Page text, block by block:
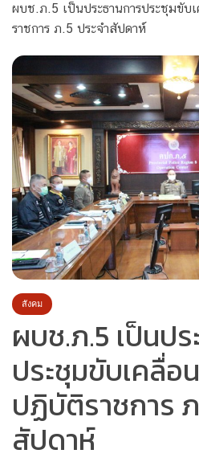
ผบช.ภ.5 เป็นประธานการประชุมขับ
ราชการ ภ.5 ประจำสัปดาห์
สังคม
ผบช.ภ.5 เป็นปร
ประชุมขับเคลื่อ
ปฏิบัติราชการ
สัปดาห์